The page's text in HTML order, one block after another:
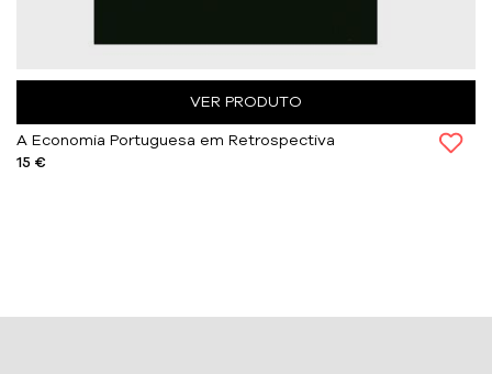
VER PRODUTO
A Economia Portuguesa em Retrospectiva
15 €